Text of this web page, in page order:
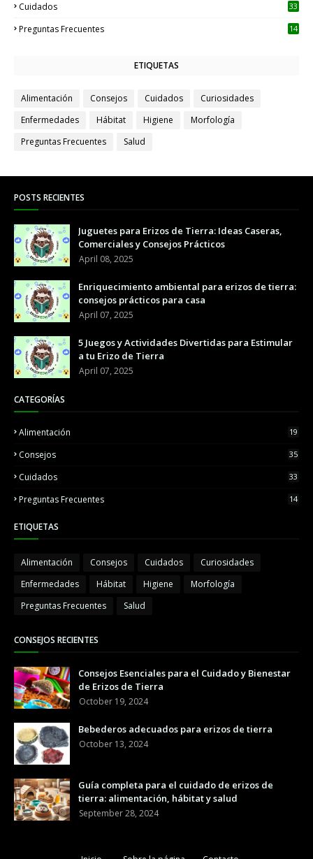
Cuidados 33
Preguntas Frecuentes 14
ETIQUETAS
Alimentación Consejos Cuidados
Curiosidades
Enfermedades
Hábitat Higiene
Morfología
Preguntas Frecuentes
Salud
POSTS RECIENTES
Juguetes para Erizos de Tierra: Ideas Caseras,
Comerciales y Consejos Prácticos
April 08, 2025
Enriquecimiento ambiental para erizos de tierra:
consejos prácticos para casa
April 07, 2025
5 Juegos y Actividades Divertidas para Estimular
a tu Erizo de Tierra
April 07, 2025
CATEGORÍAS
Alimentación 19
Consejos 35
Cuidados 33
Preguntas Frecuentes 14
ETIQUETAS
Alimentación Consejos Cuidados
Curiosidades
Enfermedades
Hábitat Higiene
Morfología
Preguntas Frecuentes
Salud
CONSEJOS RECIENTES
Consejos Esenciales para el Cuidado y Bienestar
de Erizos de Tierra
October 19, 2024
Bebederos adecuados para erizos de tierra
October 13, 2024
Guía completa para el cuidado de erizos de
tierra: alimentación, hábitat y salud
September 28, 2024